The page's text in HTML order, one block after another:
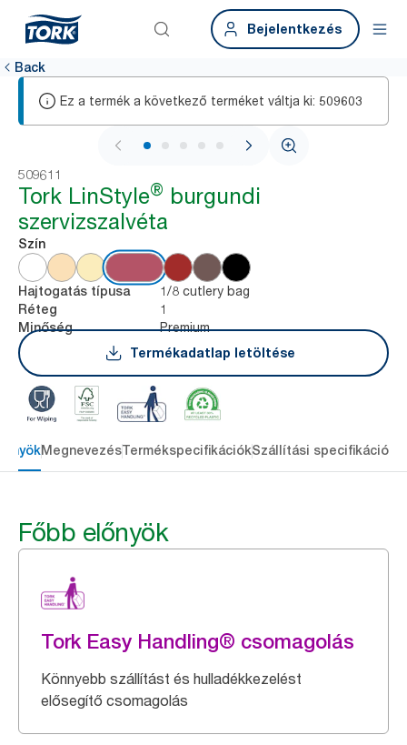
Bejelentkezés
Back
Ez a termék a következő terméket váltja ki: 509603
1 / 5
509611
Tork LinStyle® burgundi
szervizszalvéta
Szín
Hajtogatás típusa 1/8 cutlery bag
Réteg 1
Minőség
Premium
Termékadatlap letöltése
MegnevezésTermékspecifikációkSzállítási specifikációk
Főbb előnyök
Tork Easy Handling® csomagolás
Könnyebb szállítást és hulladékkezelést
elősegítő csomagolás